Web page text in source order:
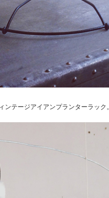
ンテージアイアンプランターラック